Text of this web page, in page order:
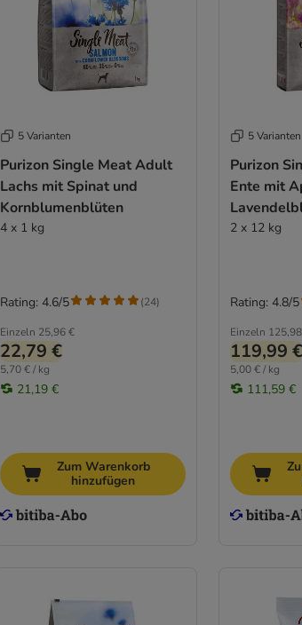
5 Varianten
Purizon Single Meat Adult
Lachs mit Spinat und
Kornblumenblüten
4 x 1 kg
Einzeln 25,96 €
22,79 €
5,70 € / kg
21,19 €
Rating: 4.6/5 (24)
Zum Warenkorb
hinzufügen
5 Varianten
Purizon
Ente mit
2 x 12 kg
Einzeln
119,99 €
5,00 € / kg
111,59 €
Rating: 4.8/5